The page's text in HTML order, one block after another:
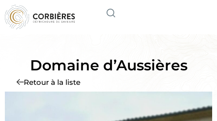
Domaine d’Aussières
Retour à la liste